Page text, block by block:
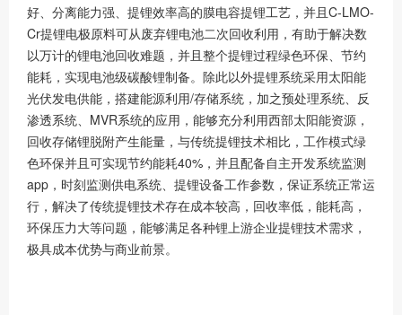
好、分离能力强、提锂效率高的膜电容提锂工艺，并且C-LMO-
Cr提锂电极原料可从废弃锂电池二次回收利用，有助于解决数
以万计的锂电池回收难题，并且整个提锂过程绿色环保、节约
能耗，实现电池级碳酸锂制备。除此以外提锂系统采用太阳能
光伏发电供能，搭建能源利用/存储系统，加之预处理系统、反
渗透系统、MVR系统的应用，能够充分利用西部太阳能资源，
回收存储锂脱附产生能量，与传统提锂技术相比，工作模式绿
色环保并且可实现节约能耗40%，并且配备自主开发系统监测
app，时刻监测供电系统、提锂设备工作参数，保证系统正常运
行，解决了传统提锂技术存在成本较高，回收率低，能耗高，
环保压力大等问题，能够满足各种锂上游企业提锂技术需求，
极具成本优势与商业前景。